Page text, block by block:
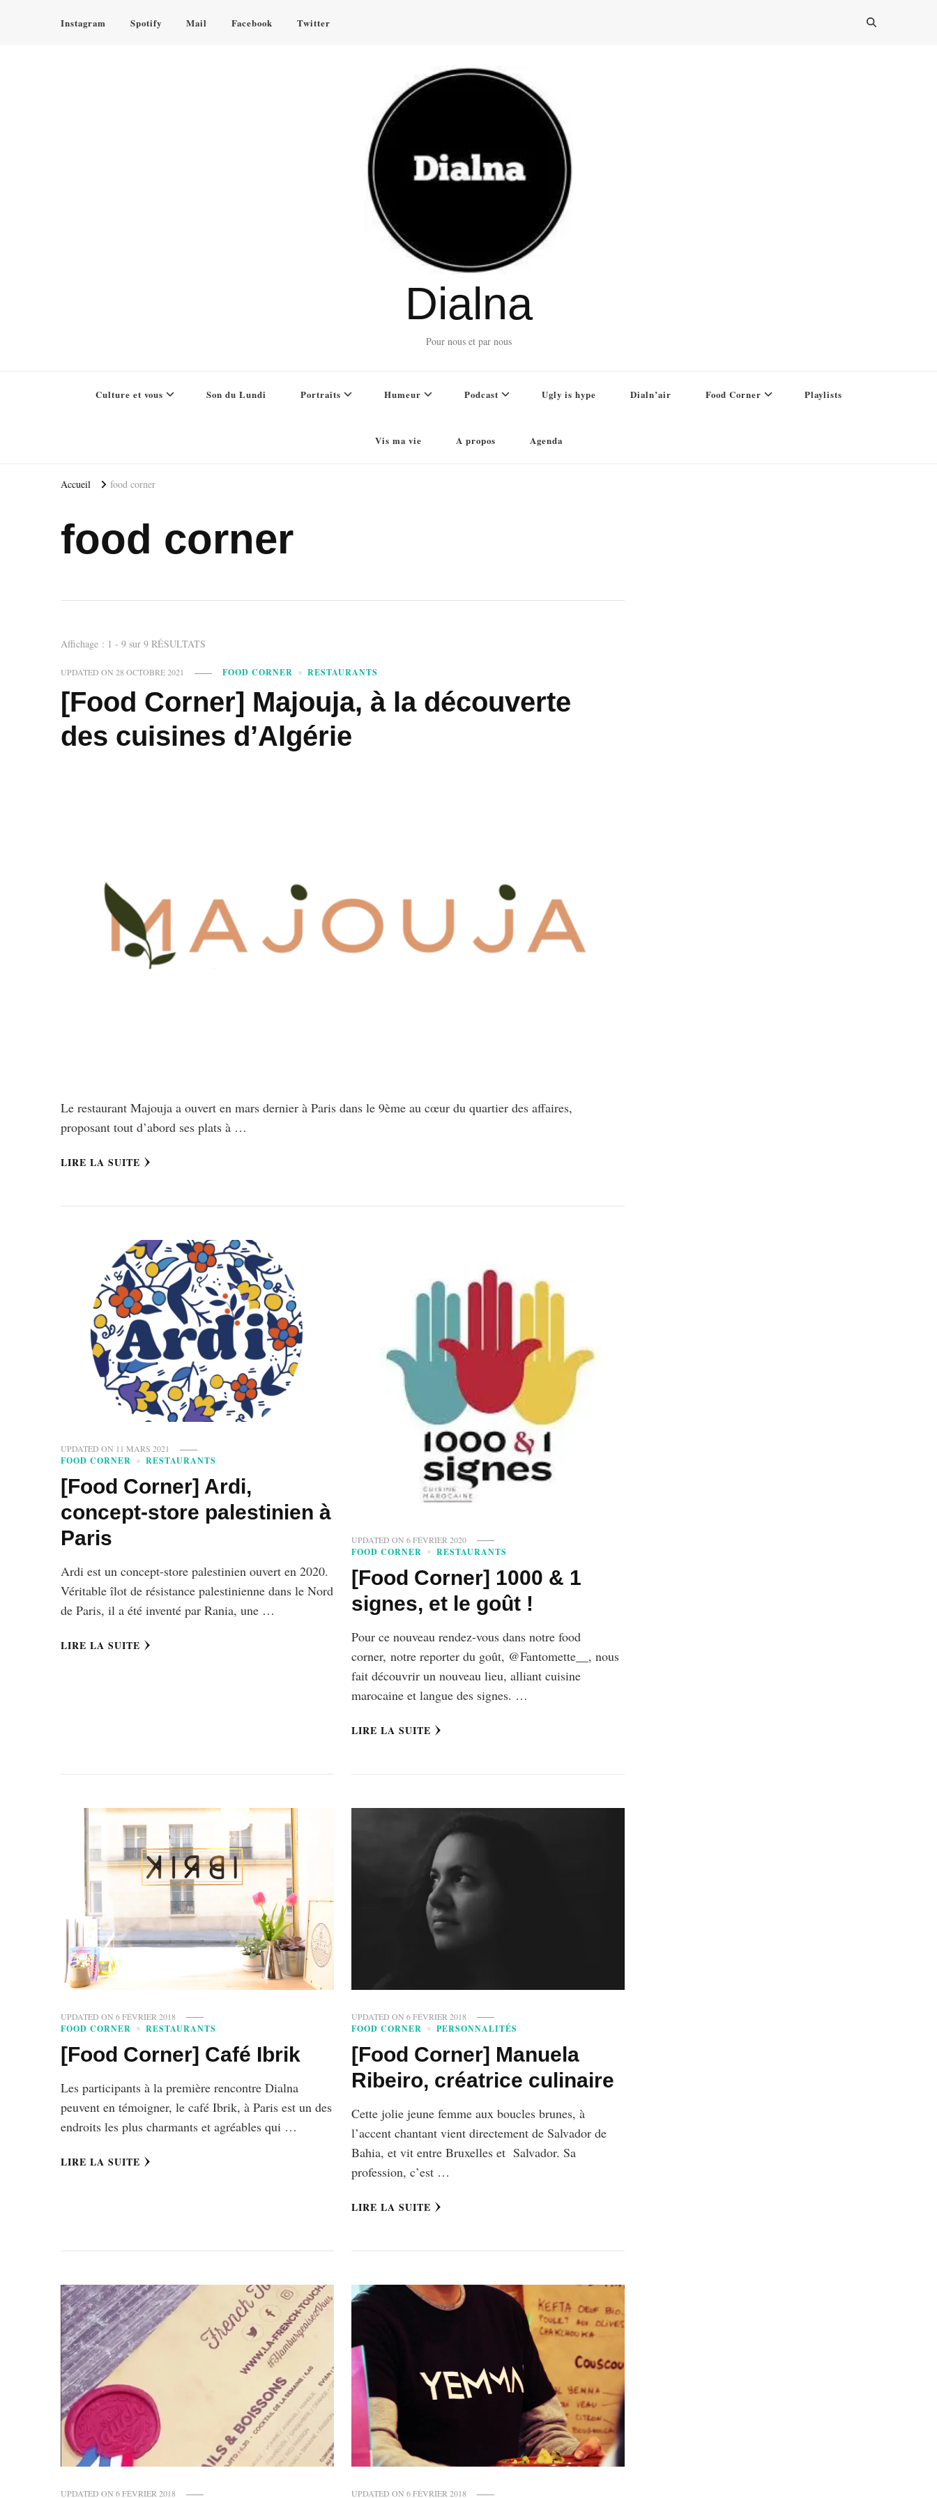
Instagram Spotify Mail Facebook Twitter
Dialna
Pour nous et par nous
Culture et vous Son du Lundi Portraits Humeur Podcast Ugly is hype Dialn’air Food Corner Playlists
Vis ma vie A propos Agenda
Accueil food corner
food corner
Affichage : 1 - 9 sur 9 RÉSULTATS
UPDATED ON28 OCTOBRE 2021 FOOD CORNER RESTAURANTS
[Food Corner] Majouja, à la découverte
des cuisines d’Algérie
Le restaurant Majouja a ouvert en mars dernier à Paris dans le 9ème au cœur du quartier des affaires,
proposant tout d’abord ses plats à …
LIRE LA SUITE
UPDATED ON 11 MARS 2021
FOOD CORNER RESTAURANTS
[Food Corner] Ardi,
concept-store palestinien à
Paris
Ardi est un concept-store palestinien ouvert en 2020.
Véritable îlot de résistance palestinienne dans le Nord
de Paris, il a été inventé par Rania, une …
LIRE LA SUITE
UPDATED ON 6 FÉVRIER 2020
FOOD CORNER RESTAURANTS
[Food Corner] 1000 & 1
signes, et le goût !
Pour ce nouveau rendez-vous dans notre food
corner, notre reporter du goût, @Fantomette__, nous
fait découvrir un nouveau lieu, alliant cuisine
marocaine et langue des signes. …
LIRE LA SUITE
UPDATED ON6 FÉVRIER 2018
FOOD CORNER RESTAURANTS
[Food Corner] Café Ibrik
Les participants à la première rencontre Dialna
peuvent en témoigner, le café Ibrik, à Paris est un des
endroits les plus charmants et agréables qui …
LIRE LA SUITE
UPDATED ON 6 FÉVRIER 2018
FOOD CORNER PERSONNALITÉS
[Food Corner] Manuela
Ribeiro, créatrice culinaire
Cette jolie jeune femme aux boucles brunes, à
l’accent chantant vient directement de Salvador de
Bahia, et vit entre Bruxelles et Salvador. Sa
profession, c’est …
LIRE LA SUITE
UPDATED ON6 FÉVRIER 2018 UPDATED ON 6 FÉVRIER 2018